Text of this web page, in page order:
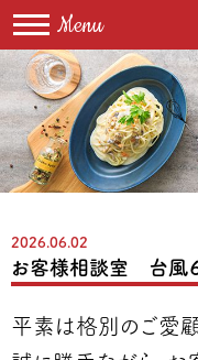
2026.06.02
お客様相談室 台風
平素は格別のご愛顧